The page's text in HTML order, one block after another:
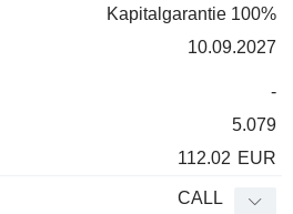
Kapitalgarantie 100%
10.09.2027
-
5.079
112.02 EUR
CALL